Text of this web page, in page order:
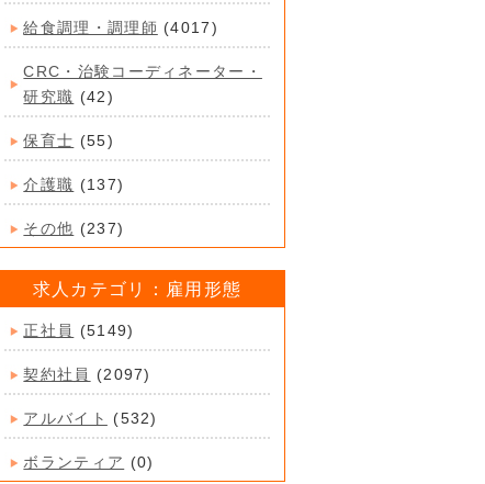
給食調理・調理師 (4017)
CRC・治験コーディネーター・
研究職 (42)
保育士 (55)
介護職 (137)
その他 (237)
求人カテゴリ：雇用形態
正社員 (5149)
契約社員 (2097)
アルバイト (532)
ボランティア (0)